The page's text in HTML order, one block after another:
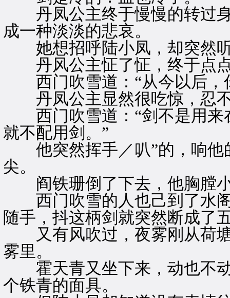
丹凤公主终于慢慢的转过身
成一种淡淡的悲哀。
她想招呼陆小凤，却突然听
丹风公主怔了怔，终于点
西门吹雪道：“从今以后，
丹凤公主显然很吃惊，忍不
西门吹雪道：“剑不是用来
就不配用剑。”
他突然挥手／叭”的，响他
尖。
阎铁珊倒了下去，他胸膛小
西门吹雪的人也己到了水阁
随手，抖这柄剑就突然断成了
又有风吹过，夜雾刚从荷塘
雾里。
霍天青又坐下来，动也不动
个铁青的面具。